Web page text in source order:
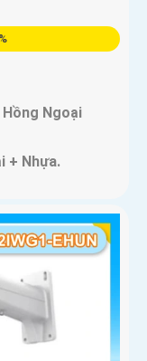
Ngoại
+ Nhựa.